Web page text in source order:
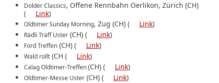
Dolder Classics, Offene Rennbahn Oerlikon, Zürich (CH)
(
Link)
Oldtimer Sunday Morning, Zug (CH) ( Link)
Rädli Träff Uster (CH) ( Link)
Ford Treffen (CH) ( Link)
Wald rollt (CH ( Link)
Calag Oldtimer-Treffen(CH) ( Link)
Oldtimer-Messe Uster (CH) ( Link)